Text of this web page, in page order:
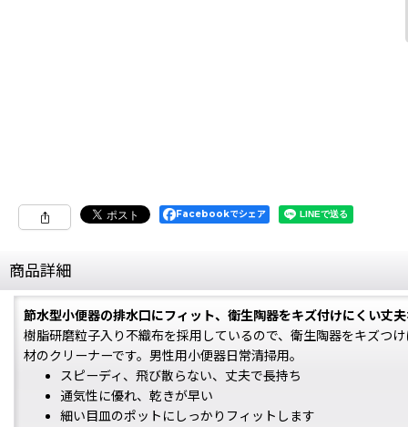
Facebookでシェア
商品詳細
節水型小便器の排水口にフィット、衛生陶器をキズ付けにくい丈
樹脂研磨粒子入り不織布を採用しているので、衛生陶器をキズつ
材のクリーナーです。男性用小便器日常清掃用。
スピーディ、飛び散らない、丈夫で長持ち
通気性に優れ、乾きが早い
細い目皿のポットにしっかりフィットします